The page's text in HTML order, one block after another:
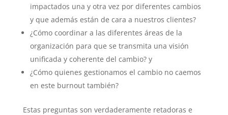
impactados una y otra vez por diferentes cambios
y que además están de cara a nuestros clientes?
¿Cómo coordinar a las diferentes áreas de la
organización para que se transmita una visión
unificada y coherente del cambio? y
¿Cómo quienes gestionamos el cambio no caemos
en este burnout también?
Estas preguntas son verdaderamente retadoras e